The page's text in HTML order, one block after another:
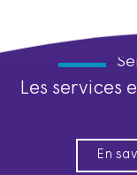
Les services
En